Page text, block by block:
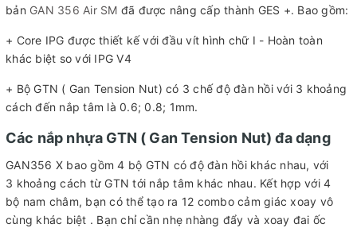
bản GAN 356 Air SM đã được nâng cấp thành GES +. Bao gồm:
+ Core IPG được thiết kế với đầu vít hình chữ I - Hoàn toàn
khác biệt so với IPG V4
+ Bộ GTN ( Gan Tension Nut) có 3 chế độ đàn hồi với 3 khoảng
cách đến nắp tâm là 0.6; 0.8; 1mm.
Các nắp nhựa GTN ( Gan Tension Nut) đa dạng
GAN356 X bao gồm 4 bộ GTN có độ đàn hồi khác nhau, với
3 khoảng cách từ GTN tới nắp tâm khác nhau. Kết hợp với 4
bộ nam châm, bạn có thể tạo ra 12 combo cảm giác xoay vô
cùng khác biệt . Bạn chỉ cần nhẹ nhàng đẩy và xoay đai ốc